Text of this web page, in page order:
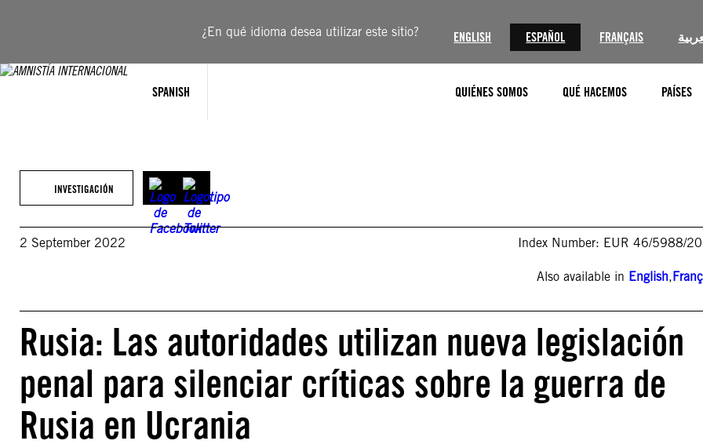
¿En qué idioma desea utilizar este sitio? ENGLISH ESPAÑOL FRANÇAIS
SPANISH QUIÉNES SOMOS QUÉ HACEMOS PAÍSES
INVESTIGACIÓN
2 September 2022 Index Number: EUR 46/5988/
Also available in English,
Rusia: Las autoridades utilizan nueva legislación
penal para silenciar críticas sobre la guerra de
Rusia en Ucrania